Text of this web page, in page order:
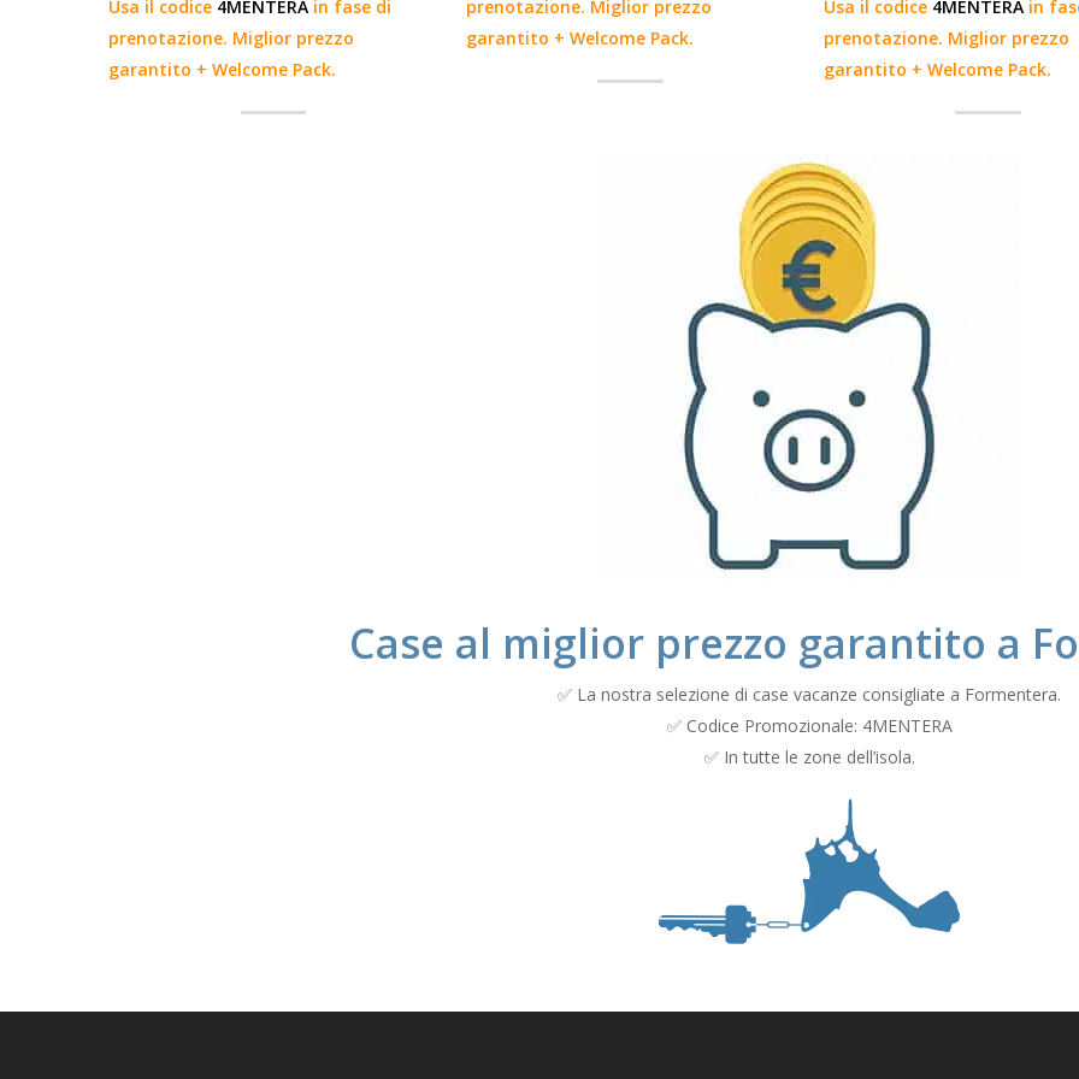
Usa il codice 4MENTERA in fase di
prenotazione. Miglior prezzo
garantito + Welcome Pack.
prenotazione. Miglior prezzo
garantito + Welcome Pack.
Usa il codice 4MENTERAin
prenotazione. Miglior prezzo
garantito + Welcome Pack.
Case al miglior prezzo garantito a
✅ La nostra selezione di case vacanze consigliate a Formentera.
✅ Codice Promozionale: 4MENTERA
✅ In tutte le zone dell’isola.